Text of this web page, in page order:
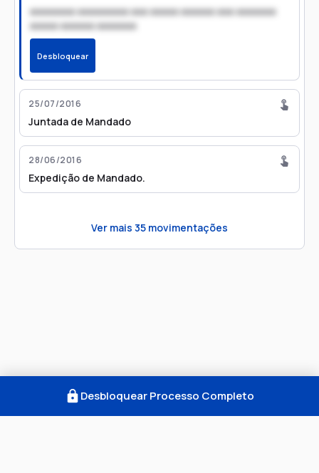
xxxxxxxx xxxxxxxxx xxx xxxxx xxxxxx xxx xxxxxxx
xxxxx xxxxxx xxxxxxx
Desbloquear
25/07/2016
Juntada de Mandado
28/06/2016
Expedição de Mandado.
Ver mais 35 movimentações
Desbloquear Processo Completo